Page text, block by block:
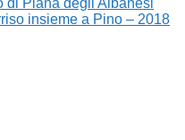
insieme a Pino – 2018